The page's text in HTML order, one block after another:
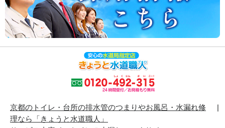
京都のトイレ・台所の排水管のつまりやお風呂・水漏れ修
理なら「きょうと水道職人」